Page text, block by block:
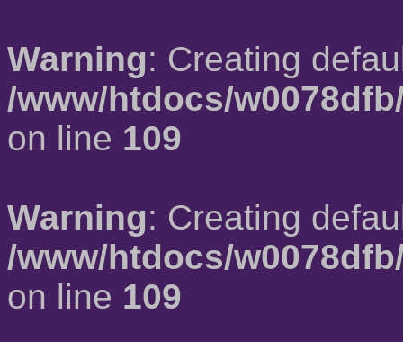
Warning: Creating
/www/htdocs/
on line 109
Warning: Creating
/www/htdocs/
on line 109